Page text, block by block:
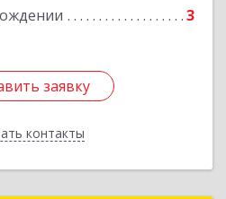
3
заявку
контакты
заявку
Назад